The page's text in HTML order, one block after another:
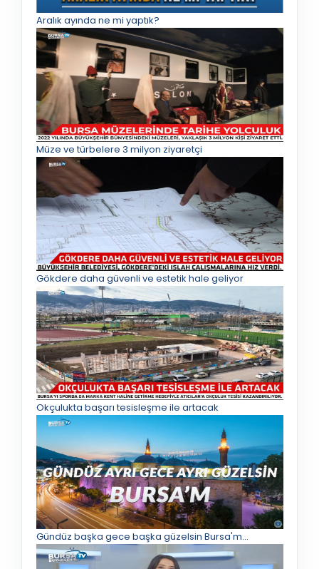
Aralık ayında ne mi yaptık?
Müze ve türbelere 3 milyon ziyaretçi
Gökdere daha güvenli ve estetik hale geliyor
Okçulukta başarı tesisleşme ile artacak
Gündüz başka gece başka güzelsin Bursa'm...